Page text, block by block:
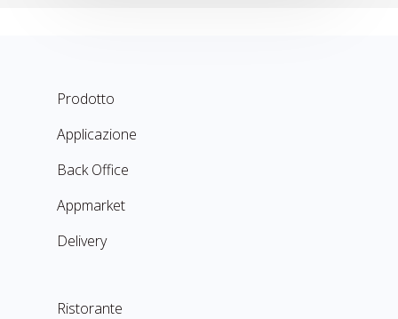
Prodotto
Applicazione
Back Office
Appmarket
Delivery
Ristorante